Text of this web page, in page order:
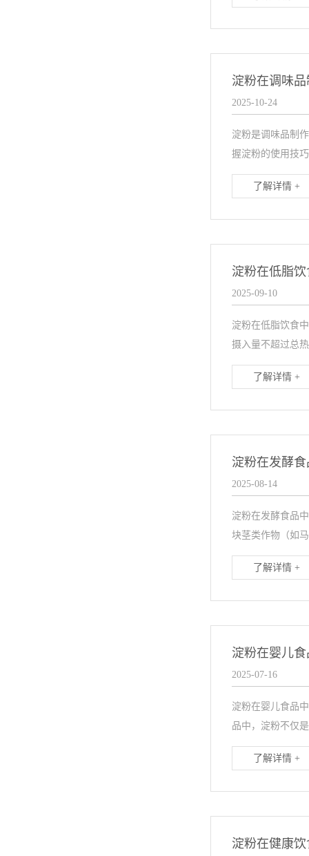
淀粉在调味
2025-10-24
淀粉是调味品制
握淀粉的使用技
了解详情 +
淀粉在低脂
2025-09-10
淀粉在低脂饮食
摄入量不超过总
了解详情 +
淀粉在发酵
2025-08-14
淀粉在发酵食品
块茎类作物（如
了解详情 +
淀粉在婴儿
2025-07-16
淀粉在婴儿食品
品中，淀粉不仅
了解详情 +
淀粉在健康